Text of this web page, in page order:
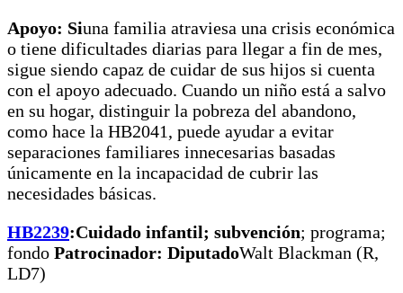
Apoyo: Siuna familia atraviesa una crisis económica
o tiene dificultades diarias para llegar a fin de mes,
sigue siendo capaz de cuidar de sus hijos si cuenta
con el apoyo adecuado. Cuando un niño está a salvo
en su hogar, distinguir la pobreza del abandono,
como hace la HB2041, puede ayudar a evitar
separaciones familiares innecesarias basadas
únicamente en la incapacidad de cubrir las
necesidades básicas.
HB2239:Cuidado infantil; subvención; programa;
fondo Patrocinador: DiputadoWalt Blackman (R,
LD7)